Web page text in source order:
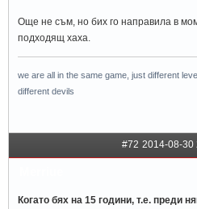
Още не съм, но бих го направила в
подходящ хаха.
we are all in the same game, just different
different devils
#72 2014-08-30
Когато бях на 15 години, т.е. преди